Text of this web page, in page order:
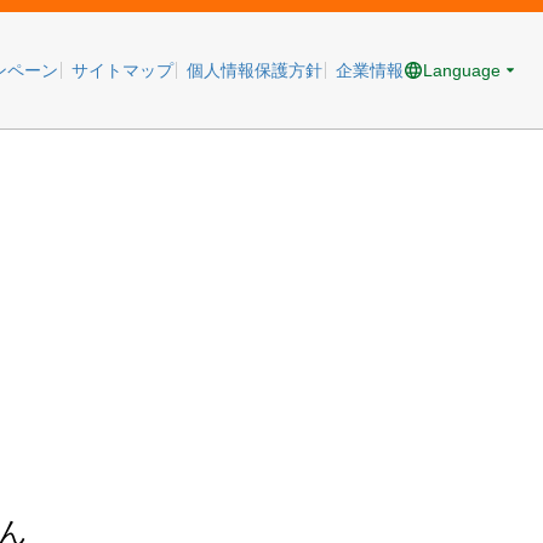
ペーン サイトマップ 個人情報保護方針 企業情報 Language